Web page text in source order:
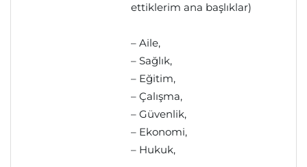
ettiklerim ana başlıklar)
– Aile,
– Sağlık,
– Eğitim,
– Çalışma,
– Güvenlik,
– Ekonomi,
– Hukuk,